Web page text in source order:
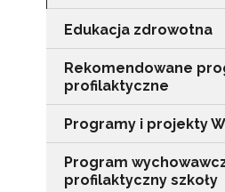
Edukacja zdrowotna
Rekomendowane
profilaktyczne
Programy i projekty
Program
profilaktyczny szkoły